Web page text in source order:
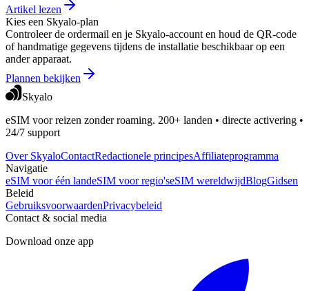
Artikel lezen
Kies een Skyalo-plan
Controleer de ordermail en je Skyalo-account en houd de QR-code
of handmatige gegevens tijdens de installatie beschikbaar op een
ander apparaat.
Plannen bekijken
Skyalo
eSIM voor reizen zonder roaming. 200+ landen • directe activering •
24/7 support
Over SkyaloContactRedactionele principesAffiliateprogramma
Navigatie
eSIM voor één landeSIM voor regio'seSIM wereldwijdBlogGidsen
Beleid
GebruiksvoorwaardenPrivacybeleid
Contact & social media
Download onze app